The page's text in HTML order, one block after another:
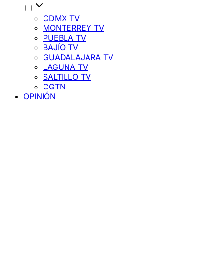
CDMX TV
MONTERREY TV
PUEBLA TV
BAJÍO TV
GUADALAJARA TV
LAGUNA TV
SALTILLO TV
CGTN
OPINIÓN